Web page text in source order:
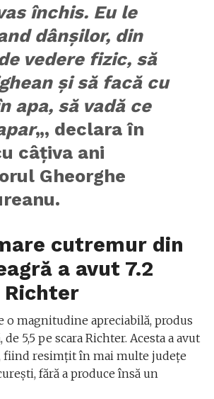
închis. Eu le
dânșilor, din
vedere fizic, să
și să facă cu
apa, să vadă ce
„, declara în
câţiva ani
Gheorghe
cutremur din
a avut 7.2
Richter
o magnitudine apreciabilă, produs
5,5 pe scara Richter. Acesta a avut
fiind resimțit în mai multe județe
fără a produce însă un